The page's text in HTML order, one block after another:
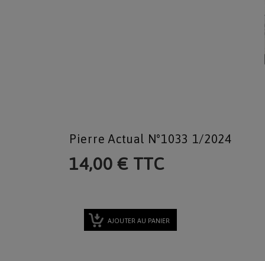
Pierre Actual N°1033 1/2024
14,00 € TTC
AJOUTER AU PANIER